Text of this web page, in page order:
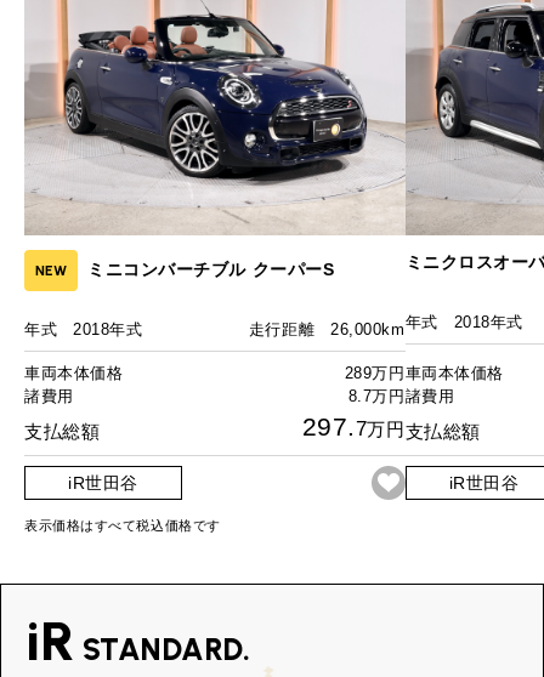
NEW ミニコンバーチブル クーパーS
年式 2018年式 走行距離 26,000km
車両本体価格
289万円
諸費用
8.7万円
支払総額 297.7万円
iR世田谷
ミニクロスオー
年式 2018年式
車両本体価格
諸費用
支払総額
iR世田谷
表示価格はすべて税込価格です
iR STANDARD.